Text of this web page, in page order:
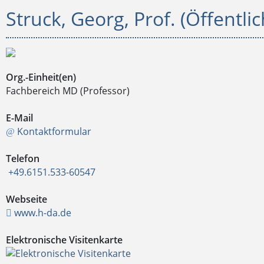
Struck, Georg, Prof.
Org.-Einheit(en)
Fachbereich MD (Professor)
E-Mail
Kontaktformular
Telefon
+49.6151.533-60547
Webseite
www.h-da.de
Elektronische Visitenkarte